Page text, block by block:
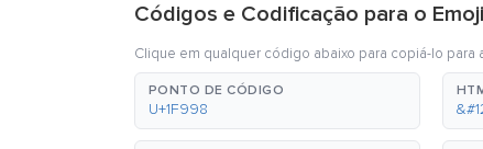
Códigos e Codificação para o
Clique em qualquer código abaixo para copiá-lo
PONTO DE CÓDIGO
U+1F998